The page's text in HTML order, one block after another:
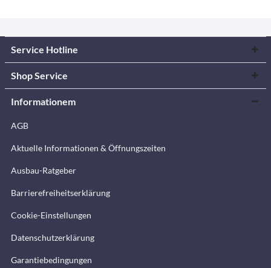
Service Hotline
Shop Service
Informationem
AGB
Aktuelle Informationen & Öffnungszeiten
Ausbau-Ratgeber
Barrierefreiheitserklärung
Cookie-Einstellungen
Datenschutzerklärung
Garantiebedingungen